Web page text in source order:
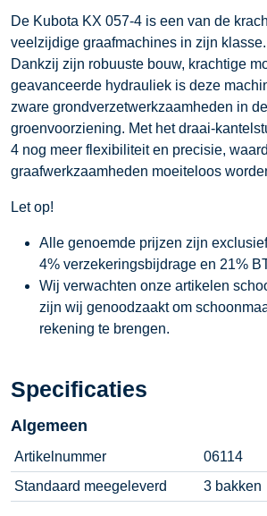
De Kubota KX 057-4 is een van de
veelzijdige graafmachines in zijn klasse.
Dankzij zijn robuuste bouw, krachtige
geavanceerde hydrauliek is deze
zware grondverzetwerkzaamheden in
groenvoorziening. Met het draai-
4 nog meer flexibiliteit en precisie,
graafwerkzaamheden moeiteloos
Let op!
Alle genoemde prijzen zijn
4% verzekeringsbijdrage en 21%
Wij verwachten onze artikelen
zijn wij genoodzaakt om
rekening te brengen.
Specificaties
Algemeen
Artikelnummer
06114
Standaard meegeleverd
3 bakken